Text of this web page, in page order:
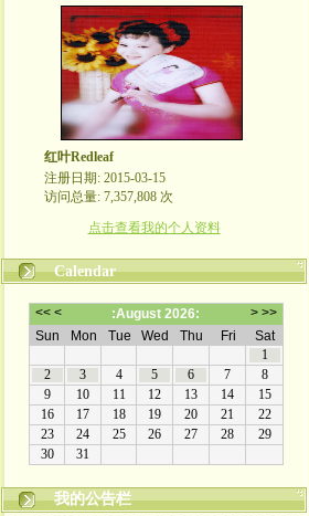
红叶Redleaf
注册日期: 2015-03-15
访问总量: 7,357,808 次
点击查看我的个人资料
Calendar
我的公告栏
欢迎来到我的文学博客! 走过路过的朋友都来看看吧